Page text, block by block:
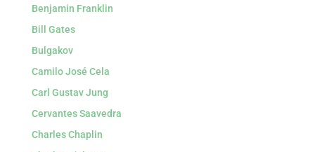
Benjamin Franklin
Bill Gates
Bulgakov
Camilo José Cela
Carl Gustav Jung
Cervantes Saavedra
Charles Chaplin